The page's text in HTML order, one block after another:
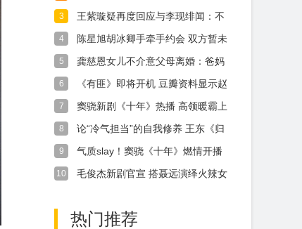
3
王紫璇疑再度回应与李现绯闻：不
4
陈星旭胡冰卿手牵手约会 双方暂未
5
龚慈恩女儿不介意父母离婚：爸妈
6
《有匪》即将开机 豆瓣资料显示赵
7
窦骁新剧《十年》热播 高领暖霸上
8
论“冷气担当”的自我修养 王东《归
9
气质slay！窦骁《十年》燃情开播
10
毛俊杰新剧官宣 搭聂远演绎火辣女
热门推荐